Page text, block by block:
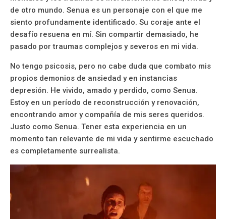
de otro mundo. Senua es un personaje con el que me
siento profundamente identificado. Su coraje ante el
desafío resuena en mí. Sin compartir demasiado, he
pasado por traumas complejos y severos en mi vida.
No tengo psicosis, pero no cabe duda que combato mis
propios demonios de ansiedad y en instancias
depresión. He vivido, amado y perdido, como Senua.
Estoy en un período de reconstrucción y renovación,
encontrando amor y compañía de mis seres queridos.
Justo como Senua. Tener esta experiencia en un
momento tan relevante de mi vida y sentirme escuchado
es completamente surrealista.